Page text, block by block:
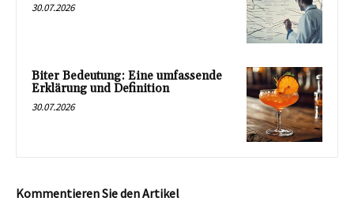
30.07.2026
Biter Bedeutung: Eine umfassende
Erklärung und Definition
30.07.2026
Kommentieren Sie den Artikel